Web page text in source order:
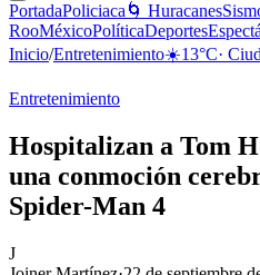
PortadaPoliciaca 🌀 Huracanes
RooMéxicoPolíticaDeportes
Inicio/Entretenimiento☀️13°C·
Entretenimiento
Hospitalizan a Tom
una conmoción
Spider-Man 4
J